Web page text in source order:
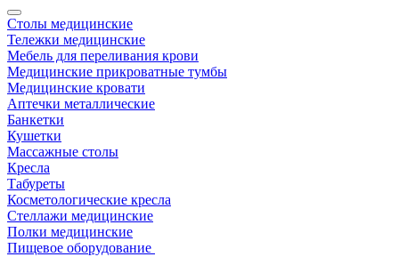
Столы медицинские
Тележки медицинские
Мебель для переливания крови
Медицинские прикроватные тумбы
Медицинские кровати
Аптечки металлические
Банкетки
Кушетки
Массажные столы
Кресла
Табуреты
Косметологические кресла
Стеллажи медицинские
Полки медицинские
Пищевое оборудование